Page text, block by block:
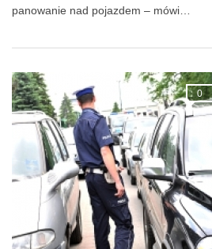
najprawdopodobniej na takiej
0